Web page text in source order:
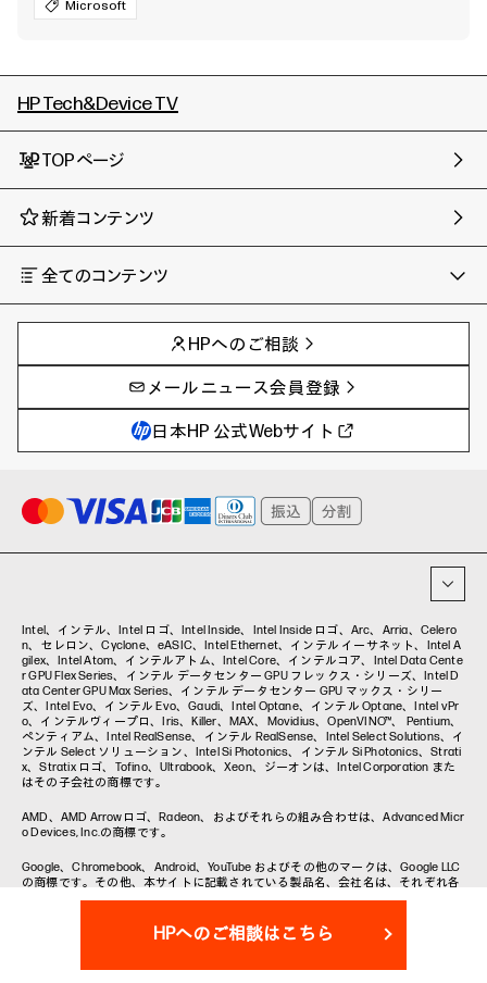
HPへのご相談はこちら
Microsoft
HP Tech&Device TV
TOPページ
新着コンテンツ
全てのコンテンツ
AIの進化と活用事例
製品トレンド & レビュー
サイバーセキュリティ
教育とテクノロジー
ハイブリッドワーク
プリンター
事例
イベントレポート
AI PC
AIワークステーション
Poly
WXP（DEXツール）
タグ一覧
HPへのご相談
メールニュース会員登録
日本HP 公式Webサイト
Intel、インテル、Intel ロゴ、Intel Inside、Intel Inside ロゴ、Arc、Arria、Celero
n、セレロン、Cyclone、eASIC、Intel Ethernet、インテル イーサネット、Intel A
gilex、Intel Atom、インテルアトム、Intel Core、インテルコア、Intel Data Cente
r GPU Flex Series、インテル データセンター GPU フレックス・シリーズ、Intel D
ata Center GPU Max Series、インテル データセンター GPU マックス・シリー
ズ、Intel Evo、インテル Evo、Gaudi、Intel Optane、インテル Optane、Intel vPr
o、インテルヴィープロ、Iris、Killer、MAX、Movidius、OpenVINO™、 Pentium、
ペンティアム、Intel RealSense、インテル RealSense、Intel Select Solutions、イ
ンテル Select ソリューション、Intel Si Photonics、インテル Si Photonics、Strati
x、Stratix ロゴ、Tofino、Ultrabook、Xeon、ジーオンは、Intel Corporation また
はその子会社の商標です。
AMD、AMD Arrowロゴ、Radeon、およびそれらの組み合わせは、Advanced Micr
o Devices, Inc.の商標です。
Google、Chromebook、Android、YouTube およびその他のマークは、Google LLC
の商標です。その他、本サイトに記載されている製品名、会社名は、それぞれ各
社の商標または登録商標です。
Qualcomm および Snapdragon は、Qualcomm Technologies, Inc. および／または